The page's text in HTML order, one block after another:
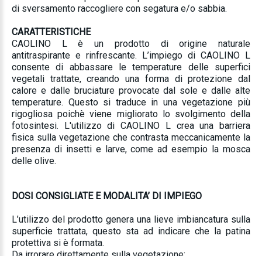
di sversamento raccogliere con segatura e/o sabbia.
CARATTERISTICHE
CAOLINO L è un prodotto di origine naturale
antitraspirante e rinfrescante. L’impiego di CAOLINO L
consente di abbassare le temperature delle superfici
vegetali trattate, creando una forma di protezione dal
calore e dalle bruciature provocate dal sole e dalle alte
temperature. Questo si traduce in una vegetazione più
rigogliosa poichè viene migliorato lo svolgimento della
fotosintesi. L'utilizzo di CAOLINO L crea una barriera
fisica sulla vegetazione che contrasta meccanicamente la
presenza di insetti e larve, come ad esempio la mosca
delle olive.
DOSI CONSIGLIATE E MODALITA’ DI IMPIEGO
L’utilizzo del prodotto genera una lieve imbiancatura sulla
superficie trattata, questo sta ad indicare che la patina
protettiva si è formata.